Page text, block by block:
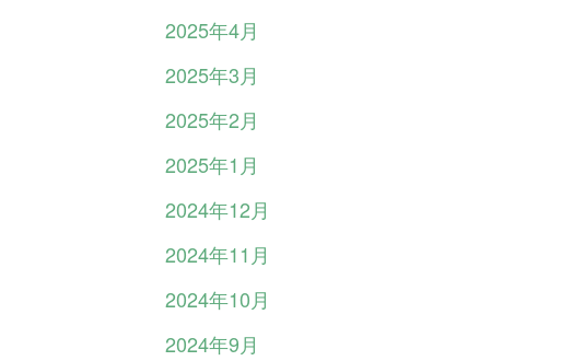
2025年4月
2025年3月
2025年2月
2025年1月
2024年12月
2024年11月
2024年10月
2024年9月